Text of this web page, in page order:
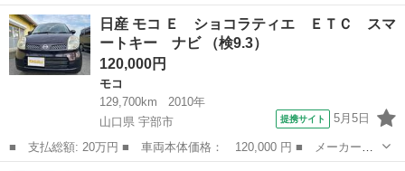
ー名： 日産 ■ 車種名： クリッパーリオ ■ グレード名： Ｇ
☆切替式４ＷＤ☆禁煙車☆デュアルカメラブレーキサポート☆ 切替
式４ＷＤ...
鳥取 米子市 その他
日産 モコ Ｅ ショコラティエ ＥＴＣ スマ
ートキー ナビ （検9.3）
120,000円
モコ
129,700km
2010年
山口県 宇部市
提携サイト 5月5日
■ 支払総額: 20万円 ■ 車両本体価格： 120,000 円 ■ メーカー
名： 日産 ■ 車種名： モコ ■ グレード名： Ｅ ショコラティ